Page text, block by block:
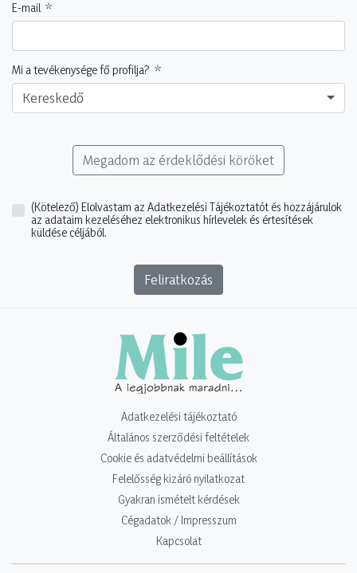
E-mail
Mi a tevékenysége fő profilja?
Kereskedő
Megadom az érdeklődési köröket
(Kötelező) Elolvastam az Adatkezelési Tájékoztatót és hozzájárulok
az adataim kezeléséhez elektronikus hírlevelek és értesítések
küldése céljából.
Feliratkozás
Adatkezelési tájékoztató
Általános szerződési feltételek
Cookie és adatvédelmi beállítások
Felelősség kizáró nyilatkozat
Gyakran ismételt kérdések
Cégadatok / Impresszum
Kapcsolat